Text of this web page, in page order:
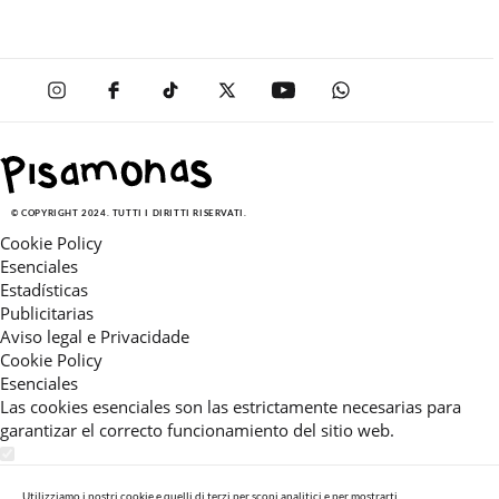
© COPYRIGHT 2024. TUTTI I DIRITTI RISERVATI.
Cookie Policy
Esenciales
Estadísticas
Publicitarias
Aviso legal e Privacidade
Cookie Policy
Esenciales
Las cookies esenciales son las estrictamente necesarias para
garantizar el correcto funcionamiento del sitio web.
Utilizziamo i nostri cookie e quelli di terzi per scopi analitici e per mostrarti